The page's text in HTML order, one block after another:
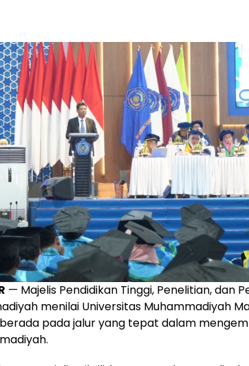
— Majelis Pendidikan Tinggi, Penelitian, dan
menilai Universitas Muhammadiyah
pada jalur yang tepat dalam